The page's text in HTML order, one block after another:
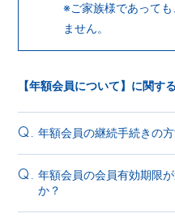
※ご家族様であって
ません。
【年額会員について】に関す
Q. 年額会員の継続手続きの
Q. 年額会員の会員有効期限
か？